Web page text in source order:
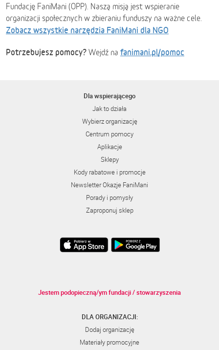
Fundację FaniMani (OPP). Naszą misją jest wspieranie
organizacji społecznych w zbieraniu funduszy na ważne cele.
Zobacz wszystkie narzędzia FaniMani dla NGO
Potrzebujesz pomocy? Wejdź na fanimani.pl/pomoc
Dla wspierającego
Jak to działa
Wybierz organizację
Centrum pomocy
Aplikacje
Sklepy
Kody rabatowe i promocje
Newsletter Okazje FaniMani
Porady i pomysły
Zaproponuj sklep
Jestem podopieczną/ym fundacji / stowarzyszenia
DLA ORGANIZACJI:
Dodaj organizację
Materiały promocyjne